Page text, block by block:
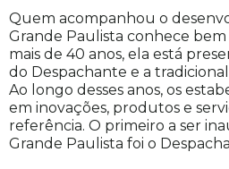
Quem acompanhou o
Grande Paulista conhece bem
mais de 40 anos, ela está
do Despachante e a
Ao longo desses anos, os
em inovações, produtos e
referência. O primeiro a ser
Grande Paulista foi o